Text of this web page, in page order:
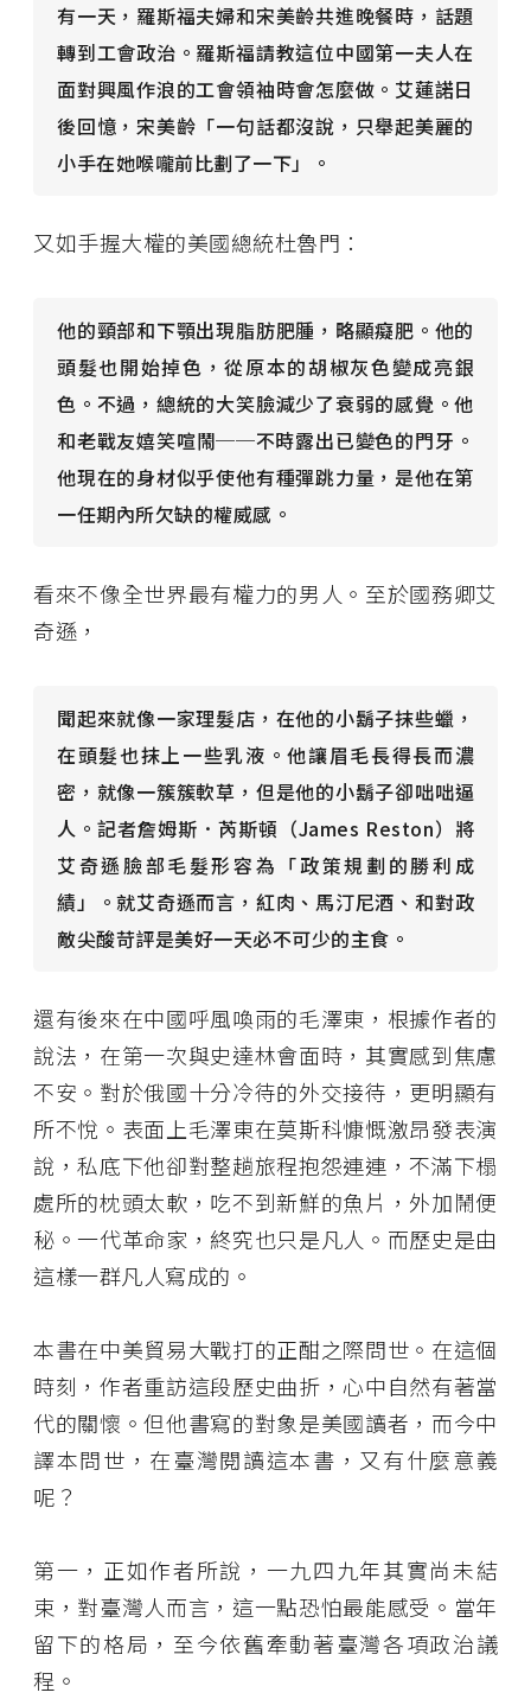
有一天，羅斯福夫婦和宋美齡共進晚餐時，話題
轉到工會政治。羅斯福請教這位中國第一夫人在
面對興風作浪的工會領袖時會怎麼做。艾蓮諾日
後回憶，宋美齡「一句話都沒說，只舉起美麗的
小手在她喉嚨前比劃了一下」。
又如手握大權的美國總統杜魯門：
他的頸部和下顎出現脂肪肥腫，略顯癡肥。他的
頭髮也開始掉色，從原本的胡椒灰色變成亮銀
色。不過，總統的大笑臉減少了衰弱的感覺。他
和老戰友嬉笑喧鬧──不時露出已變色的門牙。
他現在的身材似乎使他有種彈跳力量，是他在第
一任期內所欠缺的權威感。
看來不像全世界最有權力的男人。至於國務卿艾
奇遜，
聞起來就像一家理髮店，在他的小鬍子抹些蠟 ，
在頭髮也抹上一些乳液。他讓眉毛長得長而濃
密，就像一簇簇軟草，但是他的小鬍子卻咄咄逼
人。 記者詹姆斯 ．芮斯頓 （James Reston） 將
艾奇遜臉部毛髮形容為 「政策規劃 的勝利成
績」。就艾奇遜而言， 紅肉、馬汀尼酒、和對政
敵尖酸苛評是美好一天必不可少的主食。
還有後來在中國呼風喚雨的毛澤東，根據作者的
說法，在第一次與史達林會面時，其實感到焦慮
不安。對於俄國十分冷待的外交接待，更明顯有
所不悅。表面上毛澤東在莫斯科慷慨激昂發表演
說，私底下他卻對整趟旅程抱怨連連，不滿下榻
處所的枕頭太軟，吃不到新鮮的魚片，外加鬧便
秘。一代革命家，終究也只是凡人。而歷史是由
這樣一群凡人寫成的。
本書在中美貿易大戰打的正酣之際問世。在這個
時刻，作者重訪這段歷史曲折，心中自然有著當
代的關懷。但他書寫的對象是美國讀者，而今中
譯本問世，在臺灣閱讀這本書，又有什麼意義
呢？
第一，正如作者所說，一九四九年其實尚未結
束，對臺灣人而言，這一點恐怕最能感受。當年
留下的格局，至今依舊牽動著臺灣各項政治議
程。